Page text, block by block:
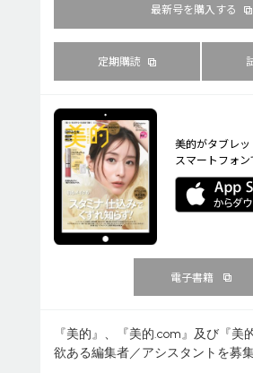
最新号を購入する
定期購読
美的がタブレッ
スマートフォン
電子書籍
『美的』、『美的.com』及び『美
欲ある編集者／アシスタントを募